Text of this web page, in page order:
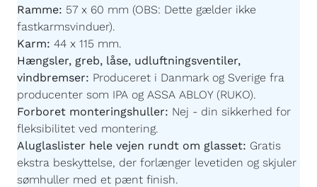
Ramme: 57 x 60 mm (OBS: Dette gælder ikke
fastkarmsvinduer).
Karm: 44 x 115 mm.
Hængsler, greb, låse, udluftningsventiler,
vindbremser: Produceret i Danmark og Sverige fra
producenter som IPA og ASSA ABLOY (RUKO).
Forboret monteringshuller: Nej - din sikkerhed for
fleksibilitet ved montering.
Aluglaslister hele vejen rundt om glasset: Gratis
ekstra beskyttelse, der forlænger levetiden og skjuler
sømhuller med et pænt finish.